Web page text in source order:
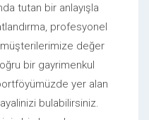
tutan bir anlayışla
profesyonel
müşterilerimize değer
bir gayrimenkul
yer alan
bulabilirsiniz.